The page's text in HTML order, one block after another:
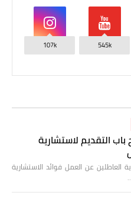
545k
107k
باب التقديم لاستشارية
العاطلين عن العمل فوائد الاستشارية